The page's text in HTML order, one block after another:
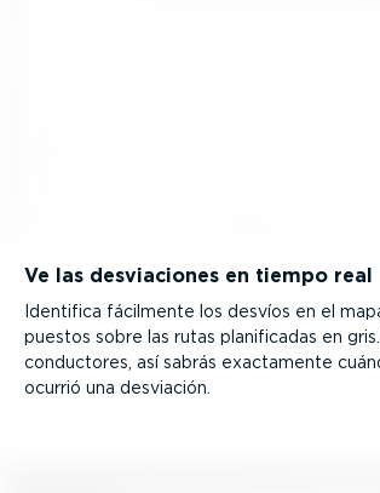
Ve las desvia­ciones en tiempo real
Identifica fácilmente los desvíos en el
puestos sobre las rutas plani­fi­cadas en
conductores, así sabrás exactamente
ocurrió una desviación.